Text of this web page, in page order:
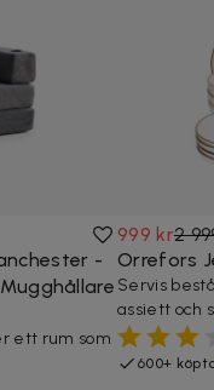
-
ett rum som
999 kr2
Orrefors
Servis
assiett och
600+